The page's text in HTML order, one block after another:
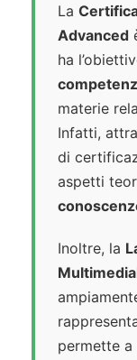
La
Advanced
ha
materie
Infatti,
di
aspetti
Inoltre, la
permette